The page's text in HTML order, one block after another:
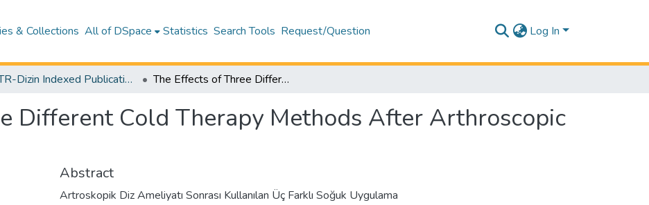
& Collections All of DSpace Statistics Search Tools Request/Question Log In
TR-Dizin Indexed Publications Collection The Effects of Three Different Cold Therapy Methods After Arthroscopic Knee Surgery
Different Cold Therapy Methods After Arthroscopic
Abstract
Artroskopik Diz Ameliyatı Sonrası Kullanılan Üç Farklı Soğuk Uygulama